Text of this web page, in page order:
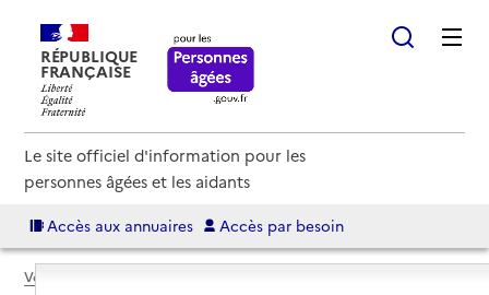
RÉPUBLIQUE
FRANÇAISE
Le site officiel d'information pour les
personnes âgées et les aidants
Accès aux annuaires Accès par besoin
Voir le fil d’Ariane